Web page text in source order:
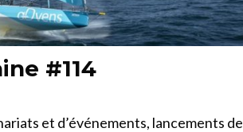
#114
et d’événements, lancements de